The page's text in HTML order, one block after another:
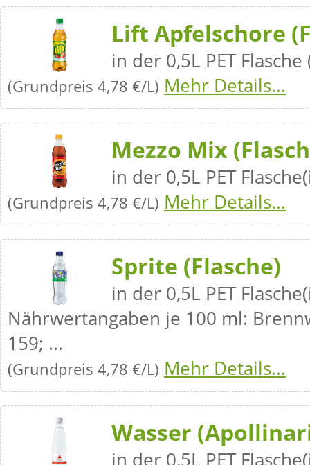
Lift Apfelschore
in der 0,5L PET
(Grundpreis 4,78 €/L) Mehr Details...
Mezzo Mix
in der 0,5L PET
(Grundpreis 4,78 €/L) Mehr Details...
Sprite (Flasche)
in der 0,5L PET
Nährwertangaben je 100 ml:
159; ...
(Grundpreis 4,78 €/L) Mehr Details...
Wasser
in der 0,5L PET